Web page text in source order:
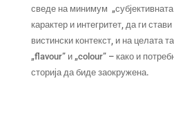
сведе на минимум
карактер и интегритет, да ги
вистински контекст, и на целата
„flavour” и „colour” – како и
сторија да биде заокружена.